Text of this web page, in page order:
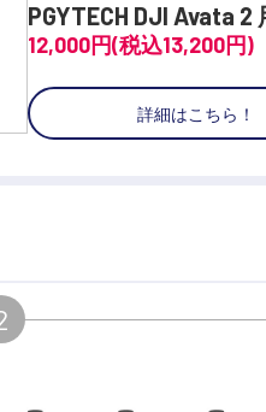
PGYTECH DJI Avata
12,000円(税込13,200円)
詳細はこちら！